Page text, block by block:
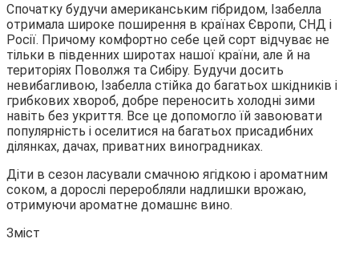
Спочатку будучи американським гібридом, Ізабелла
отримала широке поширення в країнах Європи, СНД і
Росії. Причому комфортно себе цей сорт відчуває не
тільки в південних широтах нашої країни, але й на
територіях Поволжя та Сибіру. Будучи досить
невибагливою, Ізабелла стійка до багатьох шкідників і
грибкових хвороб, добре переносить холодні зими
навіть без укриття. Все це допомогло їй завоювати
популярність і оселитися на багатьох присадибних
ділянках, дачах, приватних виноградниках.
Діти в сезон ласували смачною ягідкою і ароматним
соком, а дорослі переробляли надлишки врожаю,
отримуючи ароматне домашнє вино.
Зміст